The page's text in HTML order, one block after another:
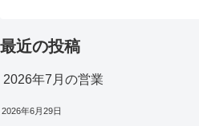
最近の投稿
2026年7月の営業
2026年6月29日